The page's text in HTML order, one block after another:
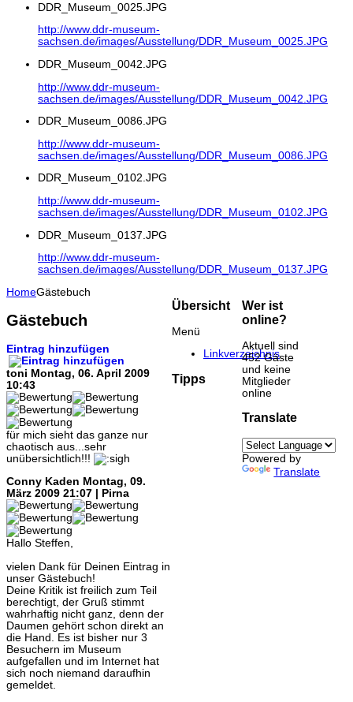
DDR_Museum_0025.JPG
http://www.ddr-museum-
sachsen.de/images/Ausstellung/DDR_Museum_0025.JPG
DDR_Museum_0042.JPG
http://www.ddr-museum-
sachsen.de/images/Ausstellung/DDR_Museum_0042.JPG
DDR_Museum_0086.JPG
http://www.ddr-museum-
sachsen.de/images/Ausstellung/DDR_Museum_0086.JPG
DDR_Museum_0102.JPG
http://www.ddr-museum-
sachsen.de/images/Ausstellung/DDR_Museum_0102.JPG
DDR_Museum_0137.JPG
http://www.ddr-museum-
sachsen.de/images/Ausstellung/DDR_Museum_0137.JPG
HomeGästebuch
Gästebuch
Eintrag hinzufügen
toni Montag, 06. April 2009
10:43
für mich sieht das ganze nur
chaotisch aus...sehr
unübersichtlich!!!
Conny Kaden Montag, 09.
März 2009 21:07 | Pirna
Hallo Steffen,
vielen Dank für Deinen Eintrag in
unser Gästebuch!
Deine Kritik ist freilich zum Teil
berechtigt, der Gruß stimmt
wahrhaftig nicht ganz, denn der
Daumen gehört schon direkt an
die Hand. Es ist bisher nur 3
Besuchern im Museum
aufgefallen und im Internet hat
sich noch niemand daraufhin
gemeldet.
Übersicht
Menü
Linkverzeichnis
Tipps
Wer ist
online?
Aktuell sind
452 Gäste
und keine
Mitglieder
online
Translate
Powered by
Translate